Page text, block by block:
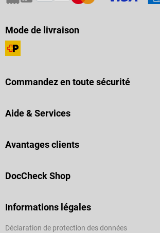
Mode de livraison
Commandez en toute sécurité
Aide & Services
Avantages clients
DocCheck Shop
Informations légales
Déclaration de protection des données